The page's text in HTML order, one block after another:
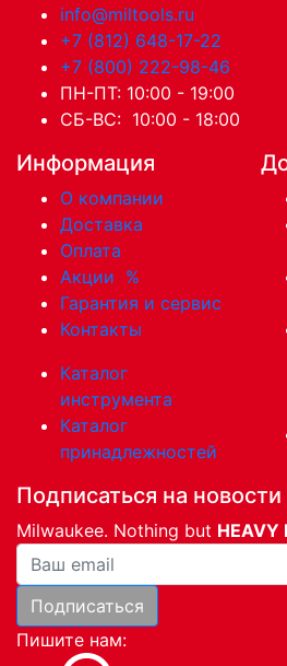
info@miltools.ru
+7 (812) 648-17-22
+7 (800) 222-98-46
ПН-ПТ: 10:00 - 19:00
СБ-ВС: 10:00 - 18:00
Информация
О компании
Доставка
Оплата
Акции %
Гарантия и сервис
Контакты
Каталог
инструмента
Каталог
принадлежностей
Подписаться на новости
Milwaukee. Nothing but HEAVY
Ваша почта
Подписаться
Пишите нам: